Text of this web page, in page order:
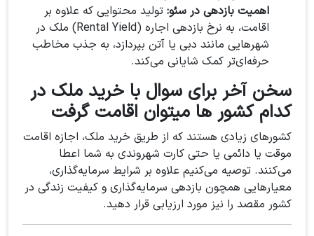
اهمیت بازدهی در سئو: تولید محتوایی که علاوه بر
اقامت، به نرخ بازدهی اجاره (Rental Yield) ملک در
شهرهایی مانند دبی یا آتن بپردازد، به جذب مخاطب
حرفه‌ای‌تر کمک شایانی می‌کند.
سخن آخر برای سوال با خرید ملک در
کدام کشور ها میتوان اقامت گرفت
کشورهای زیادی هستند که از طریق خرید ملک، اجازه اقامت
موقت یا دائمی یا حتی کارت شهروندی به شما اعطا
می‌کنند. توصیه می‌کنیم علاوه بر شرایط سرمایه‌گذاری،
معیارهایی همچون بازدهی سرمایه‌گذاری و کیفیت زندگی در
کشور مقصد را نیز مورد ارزیابی قرار دهید.